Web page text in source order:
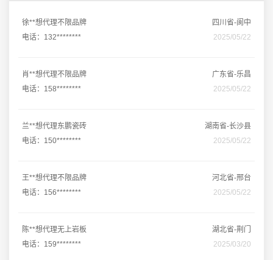
徐**想代理不限品牌
四川省-阆中
电话：132********
2025/05/22
肖**想代理不限品牌
广东省-乐昌
电话：158********
2025/05/22
兰**想代理东鹏瓷砖
湖南省-长沙县
电话：150********
2025/05/22
王**想代理不限品牌
河北省-邢台
电话：156********
2025/05/22
陈**想代理无上岩板
湖北省-荆门
电话：159********
2025/03/20